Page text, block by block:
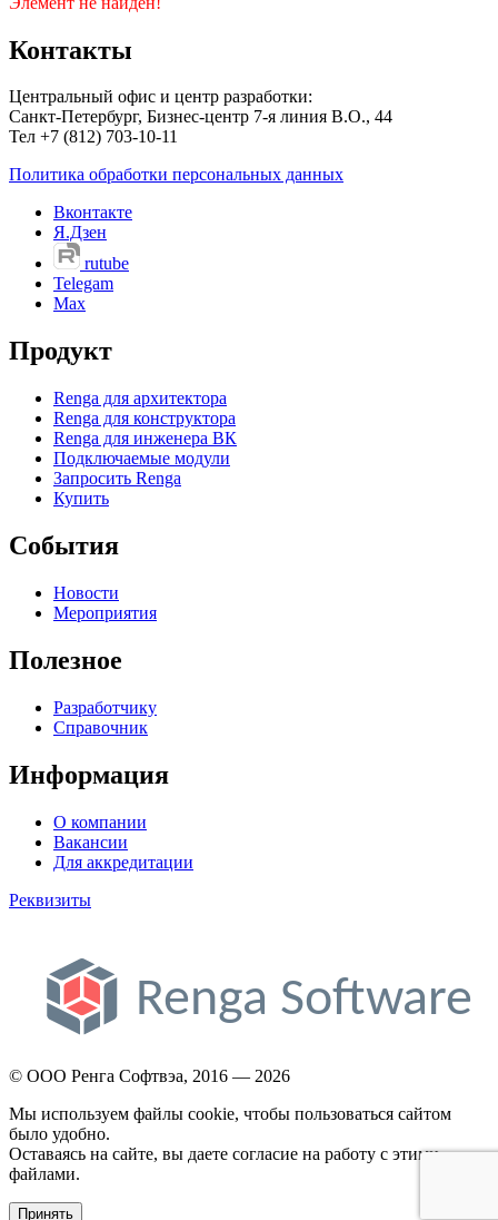
Контакты
Центральный офис и центр разработки:
Санкт-Петербург, Бизнес-центр 7-я линия В.О., 44
Тел +7 (812) 703-10-11
Политика обработки персональных данных
Вконтакте
Я.Дзен
rutube
Telegam
Max
Продукт
Renga для архитектора
Renga для конструктора
Renga для инженера ВК
Подключаемые модули
Запросить Renga
Купить
События
Новости
Мероприятия
Полезное
Разработчику
Справочник
Информация
О компании
Вакансии
Для аккредитации
Реквизиты
© ООО Ренга Софтвэа, 2016 — 2026
Мы используем файлы cookie, чтобы пользоваться сайтом
было удобно.
Оставаясь на сайте, вы даете согласие на работу с этими
файлами.
Принять